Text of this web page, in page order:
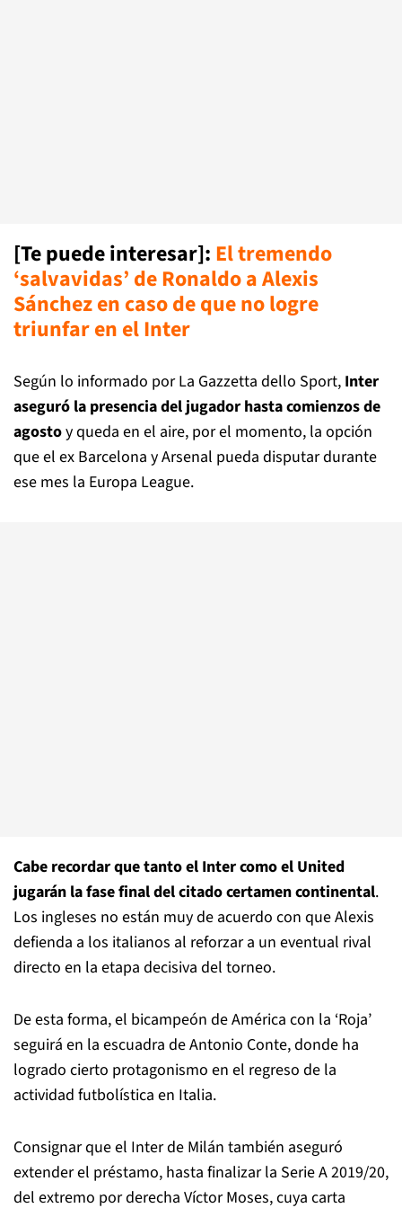
[Te puede interesar]: El tremendo
‘salvavidas’ de Ronaldo a Alexis
Sánchez en caso de que no logre
triunfar en el Inter
Según lo informado por La Gazzetta dello Sport, Inter
aseguró la presencia del jugador hasta comienzos de
agostoy queda en el aire, por el momento, la opción
que el ex Barcelona y Arsenal pueda disputar durante
ese mes la Europa League.
Cabe recordar que tanto el Inter como el United
jugarán la fase final del citado certamen continental.
Los ingleses no están muy de acuerdo con que Alexis
defienda a los italianos al reforzar a un eventual rival
directo en la etapa decisiva del torneo.
De esta forma, el bicampeón de América con la ‘Roja’
seguirá en la escuadra de Antonio Conte, donde ha
logrado cierto protagonismo en el regreso de la
actividad futbolística en Italia.
Consignar que el Inter de Milán también aseguró
extender el préstamo, hasta finalizar la Serie A 2019/20,
del extremo por derecha Víctor Moses, cuya carta